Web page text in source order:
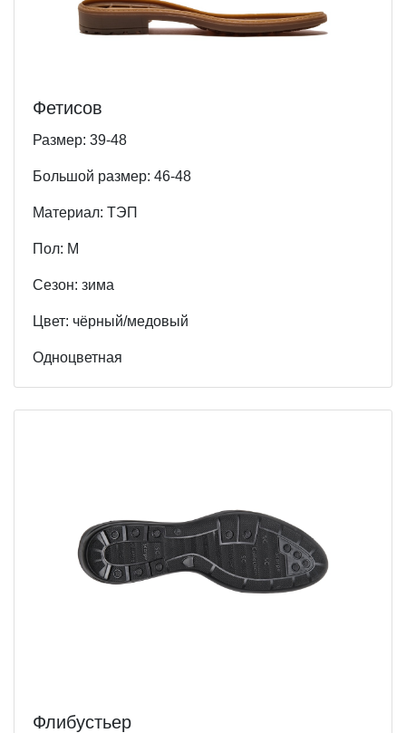
Фетисов
Размер: 39-48
Большой размер: 46-48
Материал: ТЭП
Пол: М
Cезон: зима
Цвет: чёрный/медовый
Одноцветная
Флибустьер